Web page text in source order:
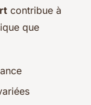
contribue à
que